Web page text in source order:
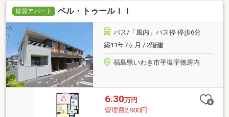
賃貸アパート ベル・トゥールＩＩ
バス/「風内」バス停 停歩6分
築11年7ヶ月 / 2階建
福島県いわき市平塩字徳房内
6.30万円
管理費2,900円